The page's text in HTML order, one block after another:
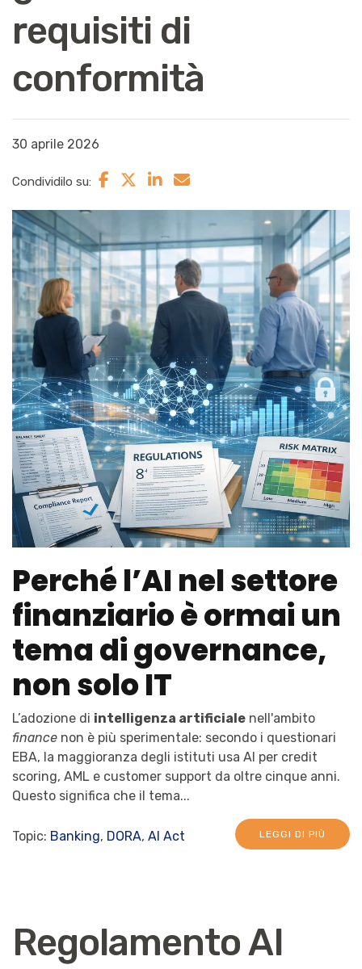
requisiti di
conformità
30 aprile 2026
Condividilo su:
Perché l’AI nel settore
finanziario è ormai un
tema di governance,
non solo IT
L’adozione di intelligenza artificiale nell'ambito
finance non è più sperimentale: secondo i questionari
EBA, la maggioranza degli istituti usa AI per credit
scoring, AML e customer support da oltre cinque anni.
Questo significa che il tema...
Topic: Banking, DORA, AI Act LEGGI DI PIÙ
Regolamento AI